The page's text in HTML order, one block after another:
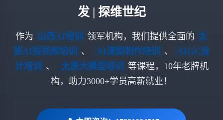
发 | 探维世纪
作为 山西AI培训 领军机构，我们提供全面的 太
原AI短视频培训
、 AI漫剧制作培训 、
AIGC设
计培训
、 太原大模型培训 等课程，10年老牌机
构，助力3000+学员高薪就业！